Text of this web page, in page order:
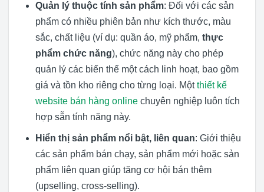
Quản lý thuộc tính sản phẩm: Đối với các sản
phẩm có nhiều phiên bản như kích thước, màu
sắc, chất liệu (ví dụ: quần áo, mỹ phẩm, thực
phẩm chức năng), chức năng này cho phép
quản lý các biến thể một cách linh hoạt, bao gồm
giá và tồn kho riêng cho từng loại. Mộtthiết kế
website bán hàng onlinechuyên nghiệp luôn tích
hợp sẵn tính năng này.
Hiển thị sản phẩm nổi bật, liên quan: Giới thiệu
các sản phẩm bán chạy, sản phẩm mới hoặc sản
phẩm liên quan giúp tăng cơ hội bán thêm
(upselling, cross-selling).